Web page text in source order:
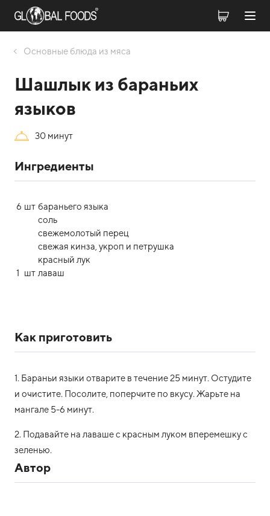
Оcновные блюда из мяса
Шашлык из бараньих
языков
30 минут
Ингредиенты
6 шт бараньего языка
соль
свежемолотый перец
свежая кинза, укроп и петрушка
красный лук
1 шт лаваш
Как приготовить
1. Бараньи языки отварите в течение 25 минут. Остудите
и очистите. Посолите, поперчите по вкусу. Жарьте на
мангале 5-6 минут.
2. Подавайте на лаваше с красным луком вперемешку с
зеленью.
Автор